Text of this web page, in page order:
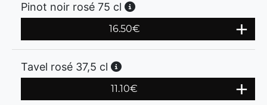
Pinot noir rosé 75 cl
16.50€
Tavel rosé 37,5 cl
11.10€